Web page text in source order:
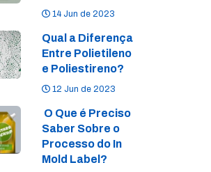
14 Jun de 2023
Qual a Diferença
Entre Polietileno
e Poliestireno?
12 Jun de 2023
O Que é Preciso
Saber Sobre o
Processo do In
Mold Label?